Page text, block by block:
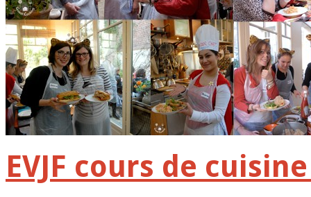
EVJF cours de